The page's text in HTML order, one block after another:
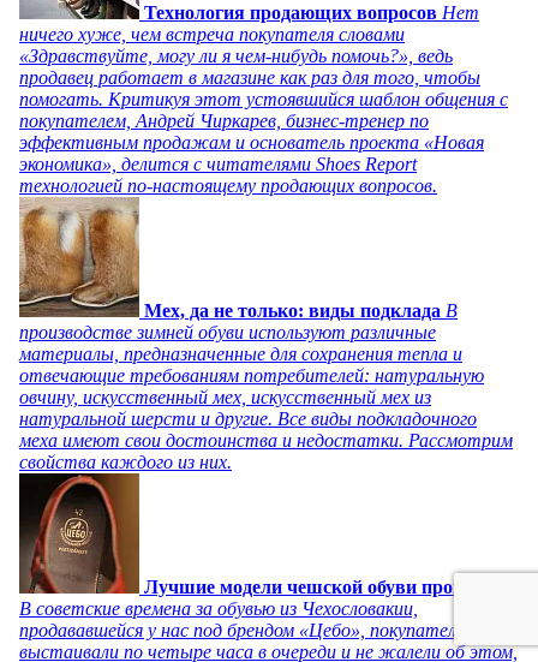
Технология продающих вопросов Нет
ничего хуже, чем встреча покупателя словами
«Здравствуйте, могу ли я чем-нибудь помочь?», ведь
продавец работает в магазине как раз для того, чтобы
помогать. Критикуя этот устоявшийся шаблон общения с
покупателем, Андрей Чиркарев, бизнес-тренер по
эффективным продажам и основатель проекта «Новая
экономика», делится с читателями Shoes Report
технологией по-настоящему продающих вопросов.
Мех, да не только: виды подклада В
производстве зимней обуви используют различные
материалы, предназначенные для сохранения тепла и
отвечающие требованиям потребителей: натуральную
овчину, искусственный мех, искусственный мех из
натуральной шерсти и другие. Все виды подкладочного
меха имеют свои достоинства и недостатки. Рассмотрим
свойства каждого из них.
Лучшие модели чешской обуви прошлого
В советские времена за обувью из Чехословакии,
продававшейся у нас под брендом «Цебо», покупатели
выстаивали по четыре часа в очереди и не жалели об этом,